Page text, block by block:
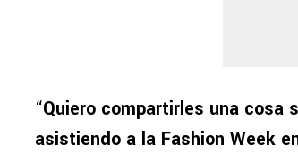
“Quiero compartirles una cosa
asistiendo a la Fashion Week